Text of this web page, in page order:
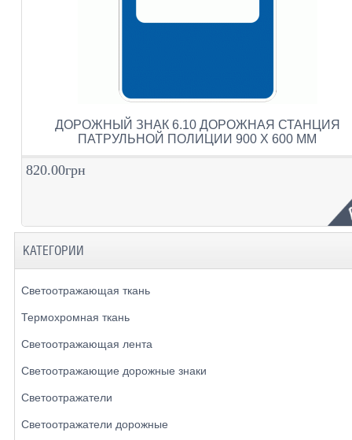
ДОРОЖНЫЙ ЗНАК 6.10 ДОРОЖНАЯ СТАНЦИЯ
ПАТРУЛЬНОЙ ПОЛИЦИИ 900 Х 600 ММ
820.00грн
КАТЕГОРИИ
Светоотражающая ткань
Термохромная ткань
Светоотражающая лента
Светоотражающие дорожные знаки
Светоотражатели
Светоотражатели дорожные